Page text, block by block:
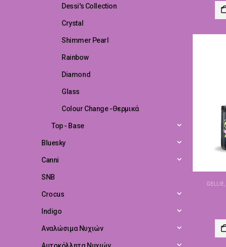
GELLIE
Dessi's Collection
Crystal
Shimmer Pearl
Rainbow
Diamond
Glass
Colour Change -Θερμικά
Top - Base
Bluesky
Canni
SNB
Crocus
Indigo
Αναλώσιμα Νυχιών